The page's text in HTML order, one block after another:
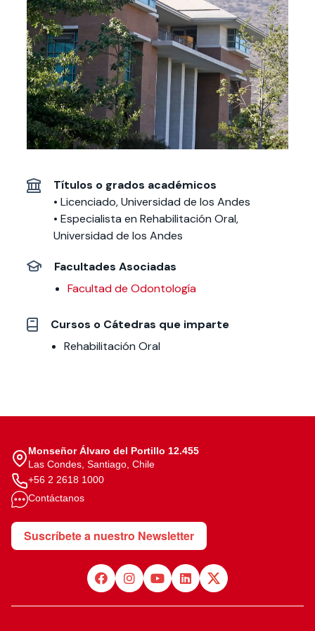
cursos
Especialidades y
estadías
Te puede
interesar:
International
students
Facultades
interesar:
2025
vinculación con la
sociedad
Extensión Cultural
Te puede interesar:Filantropía y Donaciones
intercambio
Servicios y apoyos
Te puede
interesar:
Explora el campus
Uandes
Noticias
estudiantiles
Títulos o grados académicos
• Licenciado, Universidad de los Andes
• Especialista en Rehabilitación Oral,
Universidad de los Andes
Facultades Asociadas
Facultad de Odontología
Cursos o Cátedras que imparte
Rehabilitación Oral
Monseñor Álvaro del Portillo 12.455
Las Condes, Santiago, Chile
+56 2 2618 1000
Contáctanos
Suscríbete a nuestro Newsletter